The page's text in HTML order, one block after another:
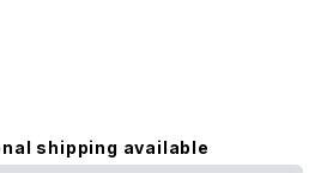
shipping available